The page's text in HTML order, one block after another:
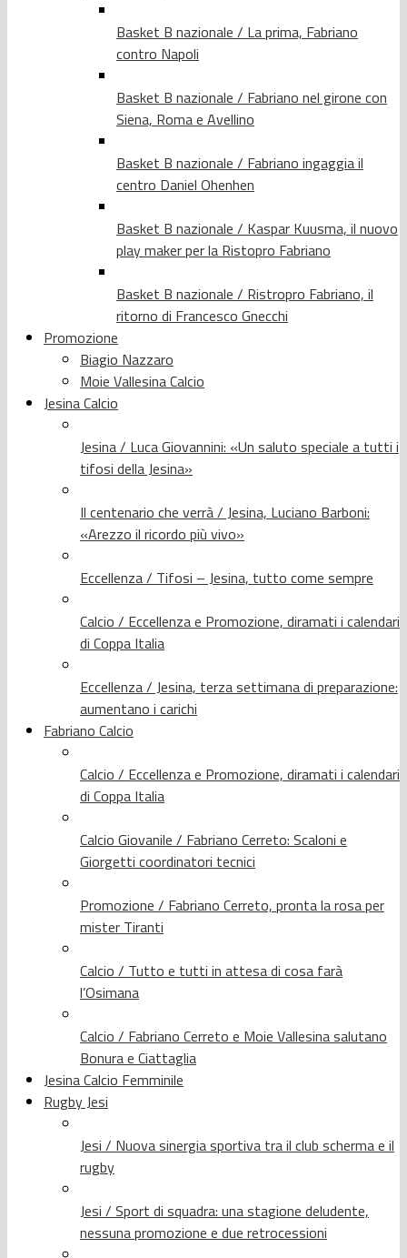
Basket B nazionale / La prima, Fabriano
contro Napoli
Basket B nazionale / Fabriano nel girone con
Siena, Roma e Avellino
Basket B nazionale / Fabriano ingaggia il
centro Daniel Ohenhen
Basket B nazionale / Kaspar Kuusma, il nuovo
play maker per la Ristopro Fabriano
Basket B nazionale / Ristropro Fabriano, il
ritorno di Francesco Gnecchi
Promozione
Biagio Nazzaro
Moie Vallesina Calcio
Jesina Calcio
Jesina / Luca Giovannini: «Un saluto speciale a tutti i
tifosi della Jesina»
Il centenario che verrà / Jesina, Luciano Barboni:
«Arezzo il ricordo più vivo»
Eccellenza / Tifosi – Jesina, tutto come sempre
Calcio / Eccellenza e Promozione, diramati i calendari
di Coppa Italia
Eccellenza / Jesina, terza settimana di preparazione:
aumentano i carichi
Fabriano Calcio
Calcio / Eccellenza e Promozione, diramati i calendari
di Coppa Italia
Calcio Giovanile / Fabriano Cerreto: Scaloni e
Giorgetti coordinatori tecnici
Promozione / Fabriano Cerreto, pronta la rosa per
mister Tiranti
Calcio / Tutto e tutti in attesa di cosa farà
l’Osimana
Calcio / Fabriano Cerreto e Moie Vallesina salutano
Bonura e Ciattaglia
Jesina Calcio Femminile
Rugby Jesi
Jesi / Nuova sinergia sportiva tra il club scherma e il
rugby
Jesi / Sport di squadra: una stagione deludente,
nessuna promozione e due retrocessioni